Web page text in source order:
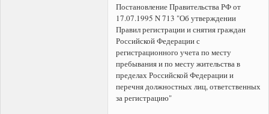
Постановление Правительства РФ от
17.07.1995 N 713 "Об утверждении
Правил регистрации и снятия граждан
Российской Федерации с
регистрационного учета по месту
пребывания и по месту жительства в
пределах Российской Федерации и
перечня должностных лиц, ответственных
за регистрацию"